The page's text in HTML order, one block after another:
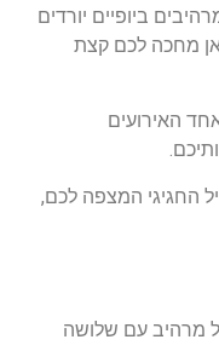
ביופיים יורדים
מחכה לכם קצת
האירועים
החגיגי המצפה לכם,
בן 200 שנה, חלל מרהיב עם שלושה